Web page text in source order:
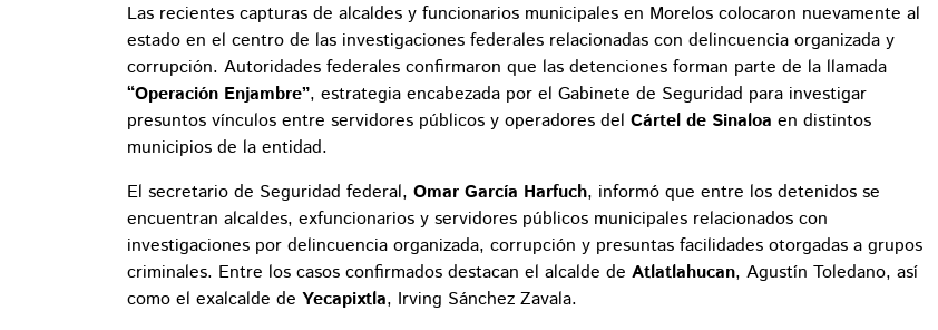
Las recientes capturas de alcaldes y funcionarios municipales en Morelos colocaron nuevamente al
estado en el centro de las investigaciones federales relacionadas con delincuencia organizada y
corrupción. Autoridades federales confirmaron que las detenciones forman parte de la llamada
“Operación Enjambre”, estrategia encabezada por el Gabinete de Seguridad para investigar
presuntos vínculos entre servidores públicos y operadores del Cártel de Sinaloa en distintos
municipios de la entidad.
El secretario de Seguridad federal, Omar García Harfuch, informó que entre los detenidos se
encuentran alcaldes, exfuncionarios y servidores públicos municipales relacionados con
investigaciones por delincuencia organizada, corrupción y presuntas facilidades otorgadas a grupos
criminales. Entre los casos confirmados destacan el alcalde de Atlatlahucan, Agustín Toledano, así
como el exalcalde de Yecapixtla, Irving Sánchez Zavala.